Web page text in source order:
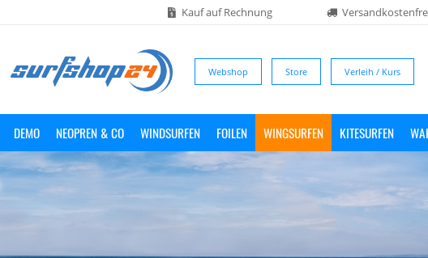
Kauf auf Rechnung
Webshop Store Verleih / Kurs
DEMO NEOPREN & CO WINDSURFEN FOILEN WINGSURFEN KITESURFEN